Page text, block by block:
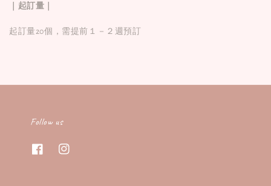
｜起訂量｜
起訂量20個，需提前１－２週預訂
Follow us